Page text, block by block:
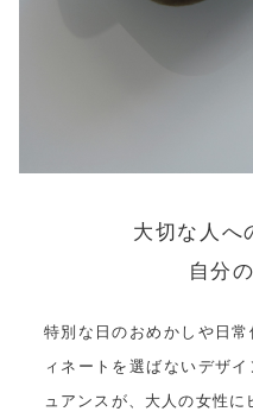
大切な人へ
自分
特別な日のおめかしや日
ィネートを選ばないデザ
ュアンスが、大人の女性